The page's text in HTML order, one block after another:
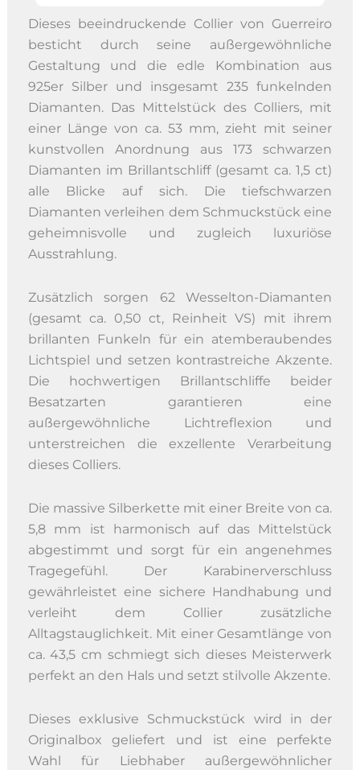
Dieses beeindruckende Collier von Guerreiro
besticht durch seine außergewöhnliche
Gestaltung und die edle Kombination aus
925er Silber und insgesamt 235 funkelnden
Diamanten. Das Mittelstück des Colliers, mit
einer Länge von ca. 53 mm, zieht mit seiner
kunstvollen Anordnung aus 173 schwarzen
Diamanten im Brillantschliff (gesamt ca. 1,5 ct)
alle Blicke auf sich. Die tiefschwarzen
Diamanten verleihen dem Schmuckstück eine
geheimnisvolle und zugleich luxuriöse
Ausstrahlung.
Zusätzlich sorgen 62 Wesselton-Diamanten
(gesamt ca. 0,50 ct, Reinheit VS) mit ihrem
brillanten Funkeln für ein atemberaubendes
Lichtspiel und setzen kontrastreiche Akzente.
Die hochwertigen Brillantschliffe beider
Besatzarten garantieren eine
außergewöhnliche Lichtreflexion und
unterstreichen die exzellente Verarbeitung
dieses Colliers.
Die massive Silberkette mit einer Breite von ca.
5,8 mm ist harmonisch auf das Mittelstück
abgestimmt und sorgt für ein angenehmes
Tragegefühl. Der Karabinerverschluss
gewährleistet eine sichere Handhabung und
verleiht dem Collier zusätzliche
Alltagstauglichkeit. Mit einer Gesamtlänge von
ca. 43,5 cm schmiegt sich dieses Meisterwerk
perfekt an den Hals und setzt stilvolle Akzente.
Dieses exklusive Schmuckstück wird in der
Originalbox geliefert und ist eine perfekte
Wahl für Liebhaber außergewöhnlicher